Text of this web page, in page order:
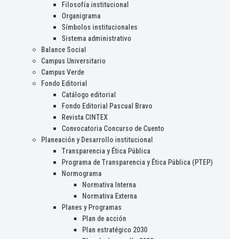
Filosofía institucional
Organigrama
Símbolos institucionales
Sistema administrativo
Balance Social
Campus Universitario
Campus Verde
Fondo Editorial
Catálogo editorial
Fondo Editorial Pascual Bravo
Revista CINTEX
Convocatoria Concurso de Cuento
Planeación y Desarrollo institucional
Transparencia y Ética Pública
Programa de Transparencia y Ética Pública (PTEP)
Normograma
Normativa Interna
Normativa Externa
Planes y Programas
Plan de acción
Plan estratégico 2030